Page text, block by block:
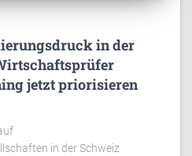
in der
jetzt priorisieren
in der Schweiz